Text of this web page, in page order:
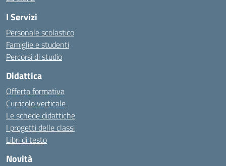
I Servizi
Personale scolastico
Famiglie e studenti
Percorsi di studio
Didattica
Offerta formativa
Curricolo verticale
Le schede didattiche
I progetti delle classi
Libri di testo
Novità